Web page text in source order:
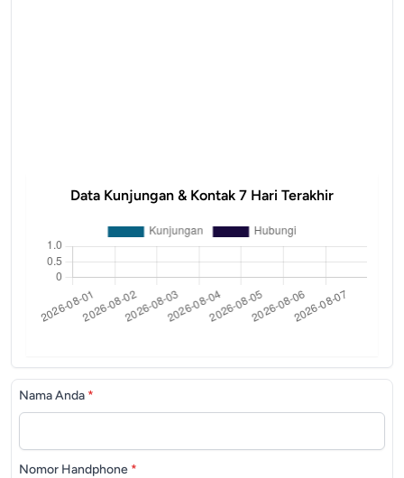
Data Kunjungan & Kontak 7 Hari Terakhir
Nama Anda *
Nomor Handphone *